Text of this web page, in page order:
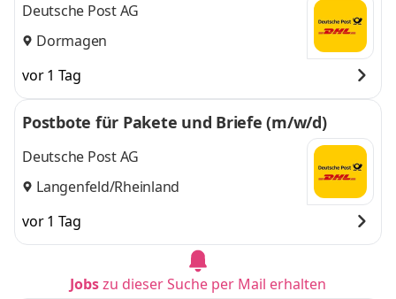
Deutsche Post AG
Dormagen
vor 1 Tag
Postbote für Pakete und Briefe (m/w/d)
Deutsche Post AG
Langenfeld/Rheinland
vor 1 Tag
Jobszu dieser Suche per Mail erhalten